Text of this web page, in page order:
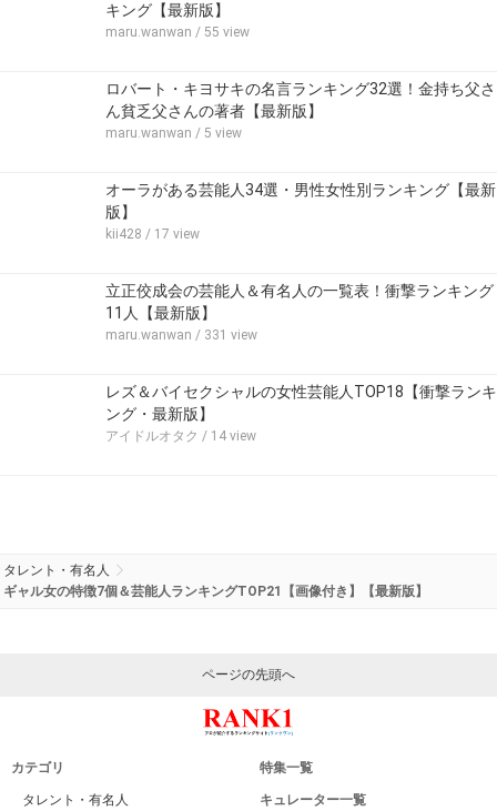
キング【最新版】
maru.wanwan / 55 view
ロバート・キヨサキの名言ランキング32選！金持ち父さ
ん貧乏父さんの著者【最新版】
maru.wanwan / 5 view
オーラがある芸能人34選・男性女性別ランキング【最新
版】
kii428 / 17 view
立正佼成会の芸能人＆有名人の一覧表！衝撃ランキング
11人【最新版】
maru.wanwan / 331 view
レズ＆バイセクシャルの女性芸能人TOP18【衝撃ランキ
ング・最新版】
アイドルオタク / 14 view
タレント・有名人
ギャル女の特徴7個＆芸能人ランキングTOP21【画像付き】【最新版】
ページの先頭へ
カテゴリ
タレント・有名人
特集一覧
キュレーター一覧